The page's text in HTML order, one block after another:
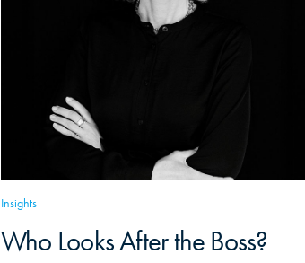
Insights
Who Looks After the Boss?